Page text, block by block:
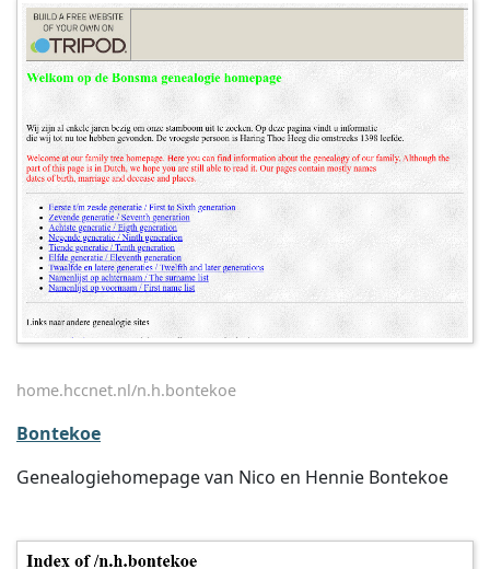
home.hccnet.nl/n.h.bontekoe
Bontekoe
Genealogiehomepage van Nico en Hennie Bontekoe